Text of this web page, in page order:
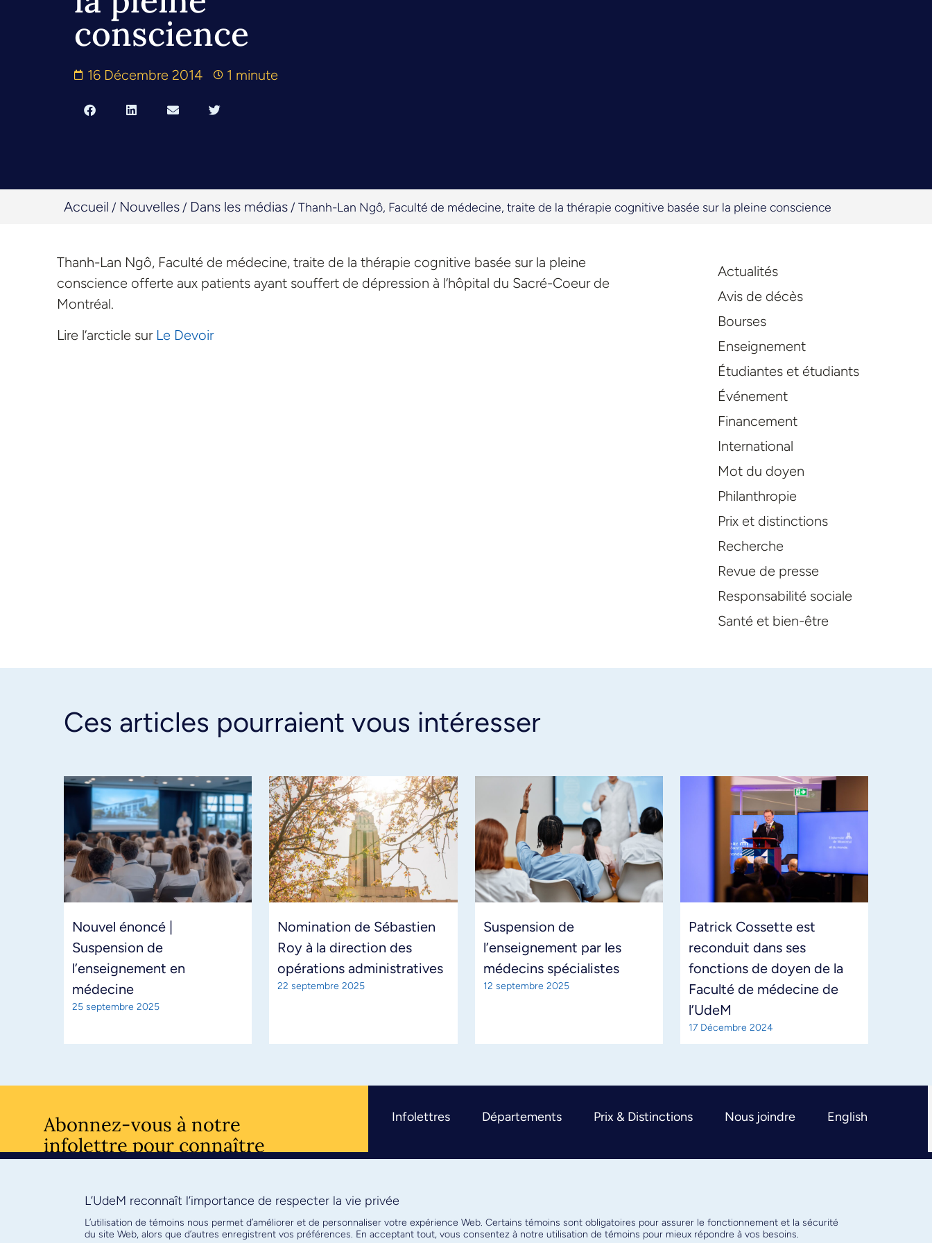
conscience
16 Décembre 2014 1 minute
Accueil / Nouvelles / Dans les médias / Thanh-Lan Ngô, Faculté de médecine, traite de la thérapie cognitive basée sur la pleine conscience
Thanh-Lan Ngô, Faculté de médecine, traite de la thérapie cognitive basée sur la pleine
conscience offerte aux patients ayant souffert de dépression à l’hôpital du Sacré-Coeur de
Montréal.
Lire l’arcticle sur Le Devoir
Actualités
Avis de décès
Bourses
Enseignement
Étudiantes et étudiants
Événement
Financement
International
Mot du doyen
Philanthropie
Prix et distinctions
Recherche
Revue de presse
Responsabilité sociale
Santé et bien-être
Ces articles pourraient vous intéresser
Nouvel énoncé |
Suspension de
l’enseignement en
médecine
25 septembre 2025
Nomination de Sébastien
Roy à la direction des
opérations administratives
22 septembre 2025
Suspension de
l’enseignement par les
médecins spécialistes
12 septembre 2025
Patrick Cossette est
reconduit dans ses
fonctions de doyen de la
Faculté de médecine de
l’UdeM
17 Décembre 2024
Abonnez-vous à notre
infolettre pour connaître
l’actualité facultaire
S'ABONNER
Infolettres Départements Prix & Distinctions Nous joindre English
L’UdeM reconnaît l’importance de respecter la vie privée
L’utilisation de témoins nous permet d’améliorer et de personnaliser votre expérience Web. Certains témoins sont obligatoires pour assurer le fonctionnement et la sécurité
du site Web, alors que d’autres enregistrent vos préférences. En acceptant tout, vous consentez à notre utilisation de témoins pour mieux répondre à vos besoins.